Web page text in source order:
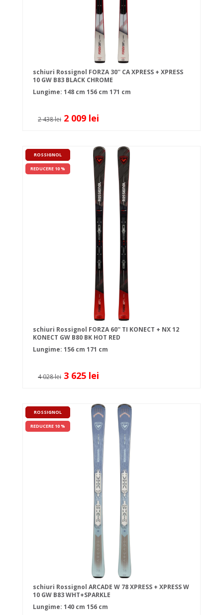
schiuri Rossignol FORZA 30'' CA XPRESS + XPRESS
10 GW B83 BLACK CHROME
Lungime: 148 cm 156 cm 171 cm
2 438 lei 2 009 lei
ROSSIGNOL
REDUCERE 10 %
schiuri Rossignol FORZA 60'' TI KONECT + NX 12
KONECT GW B80 BK HOT RED
Lungime: 156 cm 171 cm
4 028 lei 3 625 lei
ROSSIGNOL
REDUCERE 10 %
schiuri Rossignol ARCADE W 78 XPRESS + XPRESS W
10 GW B83 WHT+SPARKLE
Lungime: 140 cm 156 cm